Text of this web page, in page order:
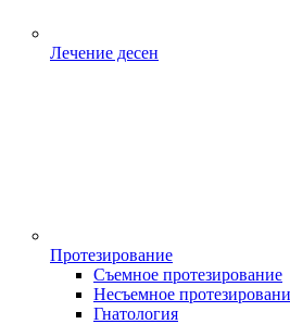
Лечение десен
Протезирование
Съемное протезирование
Несъемное
Гнатология